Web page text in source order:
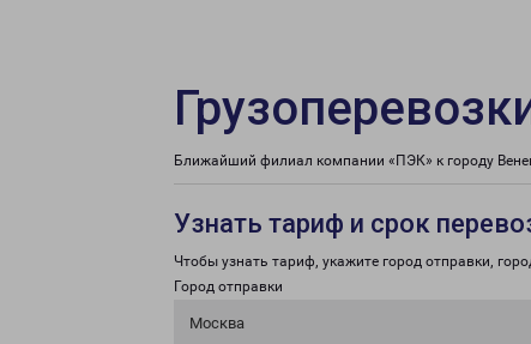
Ближайший филиал компании «ПЭК» к городу
Узнать тариф и срок
Чтобы узнать тариф, укажите город отправки,
Город отправки
Москва